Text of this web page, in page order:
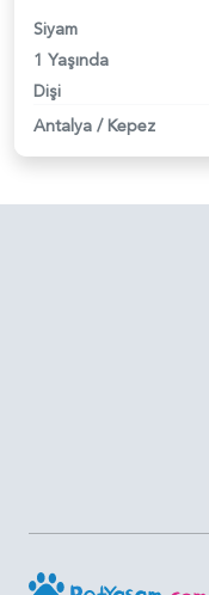
Siyam
1 Yaşında
Dişi
Antalya / Kepez